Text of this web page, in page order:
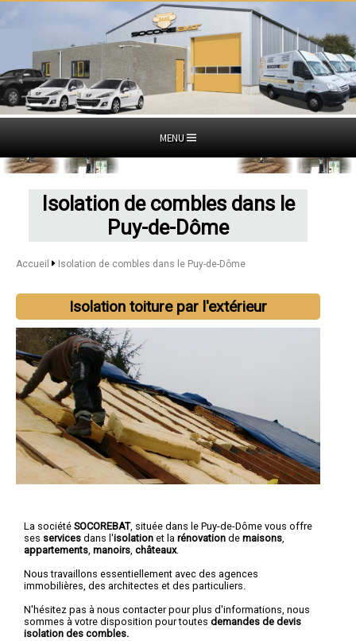
MENU
Isolation de combles dans le
Puy-de-Dôme
Accueil Isolation de combles dans le Puy-de-Dôme
Isolation toiture par l'extérieur
La société SOCOREBAT, située dans le Puy-de-Dôme vous offre
ses services dans l'isolation et la rénovation de maisons,
appartements, manoirs, châteaux.
Nous travaillons essentiellement avec des agences
immobilières, des architectes et des particuliers.
N'hésitez pas à nous contacter pour plus d'informations, nous
sommes à votre disposition pour toutes demandes de devis
isolation des combles.